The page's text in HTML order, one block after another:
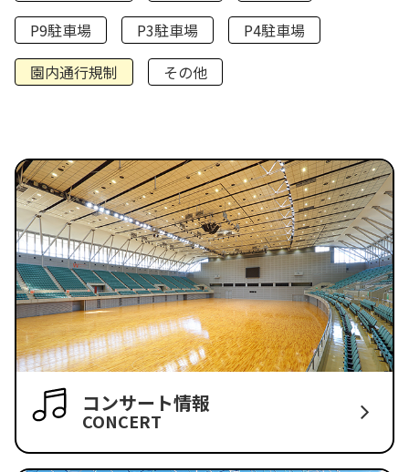
P9駐車場
P3駐車場
P4駐車場
園内通行規制
その他
コンサート情報
CONCERT